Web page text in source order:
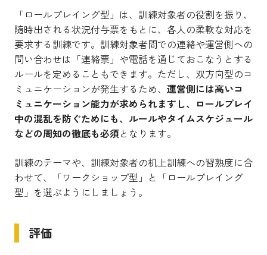
「ロールプレイング型」は、訓練対象者の役割を振り、
随時出される状況付与票をもとに、各人の柔軟な対応を
要求する訓練です。訓練対象者間での連絡や運営側への
問い合わせは「連絡票」や電話を通じておこなうとする
ルールを定めることもできます。ただし、双方向型のコ
ミュニケーションが発生するため、 運営側には高いコ
ミュニケーション能力が求められますし、ロールプレイ
中の混乱を防ぐためにも、ルールやタイムスケジュール
などの周知の徹底も必須となります。
訓練のテーマや、訓練対象者の机上訓練への習熟度に合
わせて、「ワークショップ型」と「ロールプレイング
型」を選ぶようにしましょう。
評価